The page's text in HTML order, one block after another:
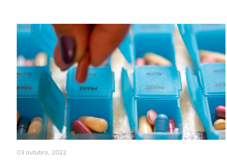
03 outubro, 2022